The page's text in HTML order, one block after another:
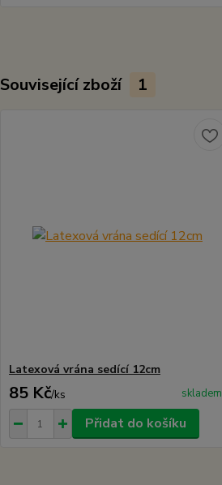
Související zboží 1
Latexová vrána sedící 12cm
85 Kč/ks skladem
Přidat do košíku